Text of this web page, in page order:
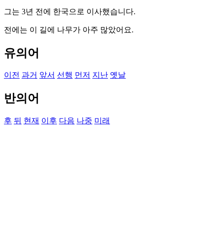
그는 3년 전에 한국으로 이사했습니다.
전에는 이 길에 나무가 아주 많았어요.
유의어
이전 과거 앞서 선행 먼저 지난 옛날
반의어
후 뒤 현재 이후 다음 나중 미래